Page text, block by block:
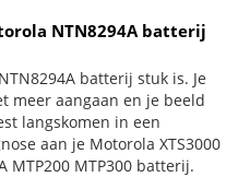
NTN8294A batterij
batterij stuk is. Je
meer aangaan en je beeld
langskomen in een
aan je Motorola XTS3000
MTP200 MTP300 batterij.